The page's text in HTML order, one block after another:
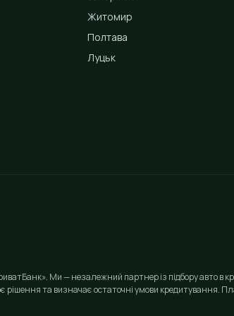
Житомир
Полтава
Луцьк
Ми — незалежний партнер із підбору авто в
та визначає остаточні умови кредитування.